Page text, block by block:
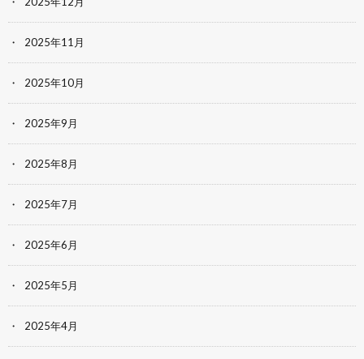
2025年11月
2025年10月
2025年9月
2025年8月
2025年7月
2025年6月
2025年5月
2025年4月